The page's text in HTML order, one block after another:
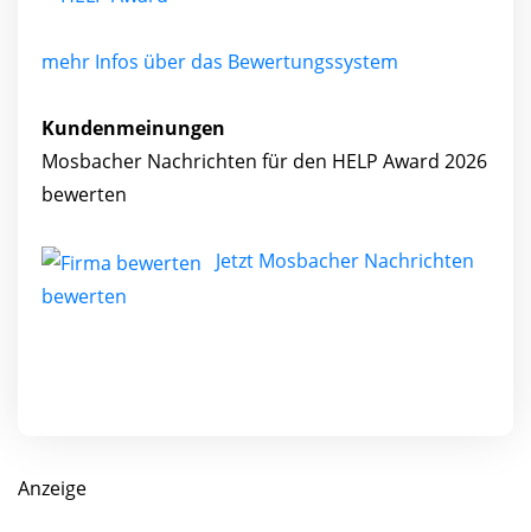
mehr Infos über das Bewertungssystem
Kundenmeinungen
Mosbacher Nachrichten für den HELP Award 2026
bewerten
Jetzt Mosbacher Nachrichten
bewerten
Anzeige